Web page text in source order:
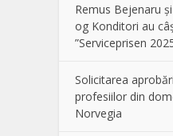
Remus Bejenaru
og Konditori au
”Serviceprisen
Solicitarea
profesiilor din
Norvegia